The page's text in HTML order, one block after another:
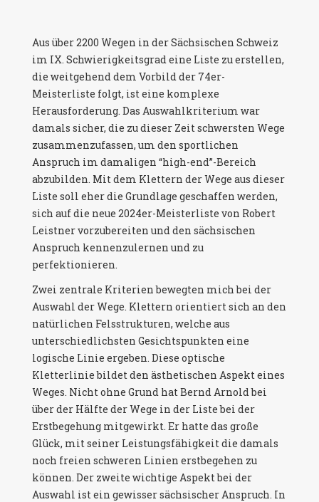
Aus über 2200 Wegen in der Sächsischen Schweiz
im IX. Schwierigkeitsgrad eine Liste zu erstellen,
die weitgehend dem Vorbild der 74er-
Meisterliste folgt, ist eine komplexe
Herausforderung. Das Auswahlkriterium war
damals sicher, die zu dieser Zeit schwersten Wege
zusammenzufassen, um den sportlichen
Anspruch im damaligen “high-end”-Bereich
abzubilden. Mit dem Klettern der Wege aus dieser
Liste soll eher die Grundlage geschaffen werden,
sich auf die neue 2024er-Meisterliste von Robert
Leistner vorzubereiten und den sächsischen
Anspruch kennenzulernen und zu
perfektionieren.
Zwei zentrale Kriterien bewegten mich bei der
Auswahl der Wege. Klettern orientiert sich an den
natürlichen Felsstrukturen, welche aus
unterschiedlichsten Gesichtspunkten eine
logische Linie ergeben. Diese optische
Kletterlinie bildet den ästhetischen Aspekt eines
Weges. Nicht ohne Grund hat Bernd Arnold bei
über der Hälfte der Wege in der Liste bei der
Erstbegehung mitgewirkt. Er hatte das große
Glück, mit seiner Leistungsfähigkeit die damals
noch freien schweren Linien erstbegehen zu
können. Der zweite wichtige Aspekt bei der
Auswahl ist ein gewisser sächsischer Anspruch. In